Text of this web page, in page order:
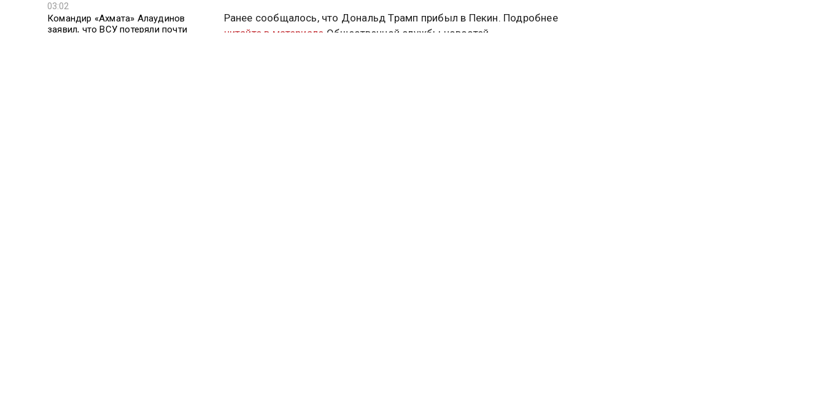
03:02
Командир «Ахмата» Алаудинов
заявил, что ВСУ потеряли почти
Ранее сообщалось, что Дональд Трамп прибыл в Пекин. Подробнее
читайте в материале Общественной службы новостей.